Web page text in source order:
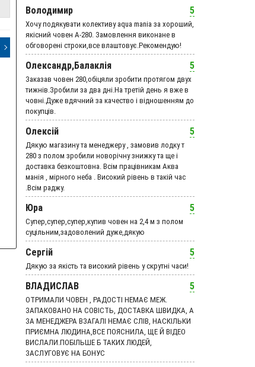
Володимир 5
Хочу подякувати колективу aqua mania за хороший,
якісний човен А-280. Замовлення виконане в
обговорені строки,все влаштовує.Рекомендую!
Олександр,Балаклія 5
Заказав човен 280,обіцяли зробити протягом двух
тижнів.Зробили за два дні.На третій день я вже в
човні.Дуже вдячний за качество і відношенням до
покупців.
Олексій 5
Дякую магазину та менеджеру , замовив лодку т
280 з полом зробили новорічну знижку та ще і
доставка безкоштовна. Всім працівникам Аква
манія , мірного неба . Високий рівень в такій час
.Всім раджу.
Юра 5
Супер,супер,супер,купив човен на 2,4 м з полом
суцільним,задоволений дуже,дякую
Сергій 5
Дякую за якість та високий рівень у скрутні часи!
ВЛАДИСЛАВ 5
ОТРИМАЛИ ЧОВЕН , РАДОСТІ НЕМАЄ МЕЖ.
ЗАПАКОВАНО НА СОВІСТЬ, ДОСТАВКА ШВИДКА, А
ЗА МЕНЕДЖЕРА ВЗАГАЛІ НЕМАЄ СЛІВ, НАСКІЛЬКИ
ПРИЄМНА ЛЮДИНА,ВСЕ ПОЯСНИЛА, ЩЕ Й ВІДЕО
ВИСЛАЛИ.ПОБІЛЬШЕ Б ТАКИХ ЛЮДЕЙ,
ЗАСЛУГОВУЄ НА БОНУС